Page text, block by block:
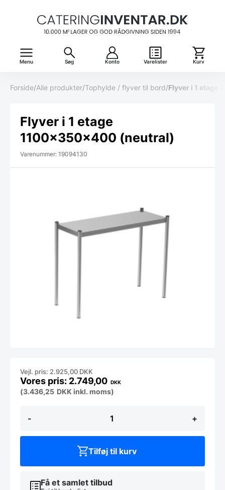
Menu Søg Konto Varelister Kurv
Forside/Alle produkter/Tophylde / flyver til bord/Flyver i 1
Flyver i 1 etage
1100x350x400 (neutral)
Varenummer: 19094130
-
etage
1100x350x400
antal
+
2.749,00 DKK
Vejl. pris: 2.925,00 DKK
(3.436,25 DKK inkl. moms)
Få et samlet tilbud
Tilføj til kurv